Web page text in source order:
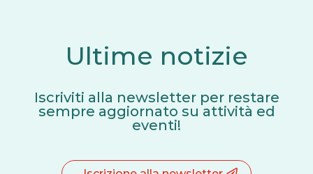
Ultime notizie
Iscriviti alla newsletter per restare
sempre aggiornato su attività ed
eventi!